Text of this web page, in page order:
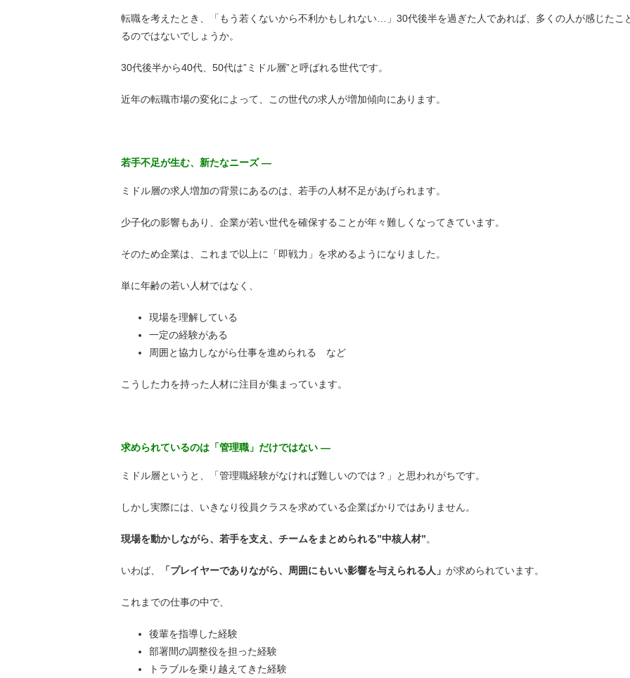
転職を考えたとき、「もう若くないから不利かもしれない…」30代後半を過ぎた人であれば、多くの人が感じたこ
るのではないでしょうか。
30代後半から40代、50代は”ミドル層”と呼ばれる世代です。
近年の転職市場の変化によって、この世代の求人が増加傾向にあります。
若手不足が生む、新たなニーズ ―
ミドル層の求人増加の背景にあるのは、若手の人材不足があげられます。
少子化の影響もあり、企業が若い世代を確保することが年々難しくなってきています。
そのため企業は、これまで以上に「即戦力」を求めるようになりました。
単に年齢の若い人材ではなく、
現場を理解している
一定の経験がある
周囲と協力しながら仕事を進められる など
こうした力を持った人材に注目が集まっています。
求められているのは「管理職」だけではない ―
ミドル層というと、「管理職経験がなければ難しいのでは？」と思われがちです。
しかし実際には、いきなり役員クラスを求めている企業ばかりではありません。
現場を動かしながら、若手を支え、チームをまとめられる”中核人材”。
いわば、 「プレイヤーでありながら、周囲にもいい影響を与えられる人」 が求められています。
これまでの仕事の中で、
後輩を指導した経験
部署間の調整役を担った経験
トラブルを乗り越えてきた経験